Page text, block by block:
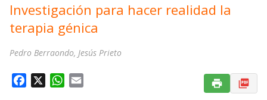
Investigación para hacer realidad la
terapia génica
Pedro Berraondo, Jesús Prieto
W